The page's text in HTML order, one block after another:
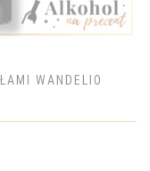
WANDELIO